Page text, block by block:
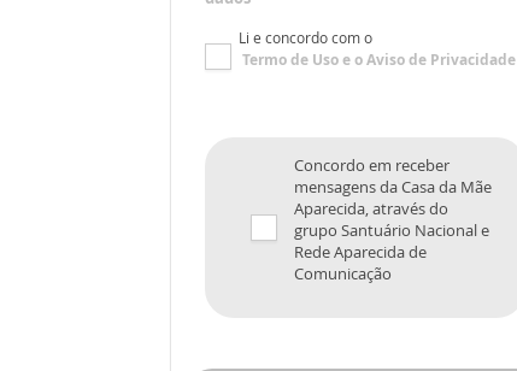
Li e concordo com o
Termo de Usoe oAviso de Privacidade
Concordo em receber
mensagens da Casa da Mãe
Aparecida, através do
grupo Santuário Nacional e
Rede Aparecida de
Comunicação